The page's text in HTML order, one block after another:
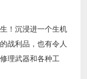
！沉浸进一个生机
战利品，也有令人
理武器和各种工